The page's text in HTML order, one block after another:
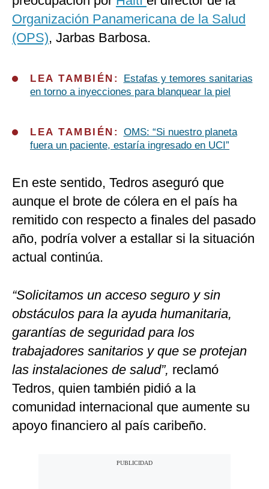
Organización Panamericana de la Salud
(OPS), Jarbas Barbosa.
LEA TAMBIÉN:
Estafas y temores sanitarias
en torno a inyecciones para blanquear la piel
LEA TAMBIÉN: OMS: “Si nuestro planeta
fuera un paciente, estaría ingresado en UCI”
En este sentido, Tedros aseguró que
aunque el brote de cólera en el país ha
remitido con respecto a finales del pasado
año, podría volver a estallar si la situación
actual continúa.
“Solicitamos un acceso seguro y sin
obstáculos para la ayuda humanitaria,
garantías de seguridad para los
trabajadores sanitarios y que se protejan
las instalaciones de salud”, reclamó
Tedros, quien también pidió a la
comunidad internacional que aumente su
apoyo financiero al país caribeño.